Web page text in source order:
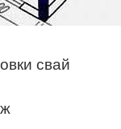
свай